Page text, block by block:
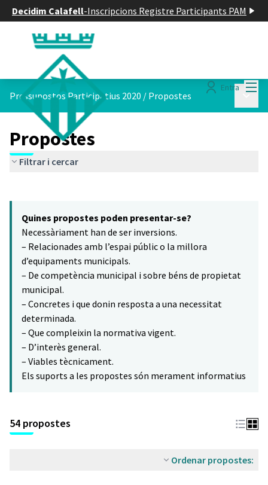
Decidim Calafell-Inscripcions Registre Participants PAM
Entra
Pressupostos Participatius 2020 / Propostes
Propostes
Filtrar i cercar
−
Quines propostes poden presentar-se?
Necessàriament han de ser inversions.
– Relacionades amb l’espai públic o la millora
d’equipaments municipals.
– De competència municipal i sobre béns de propietat
municipal.
– Concretes i que donin resposta a una necessitat
determinada.
– Que compleixin la normativa vigent.
– D’interès general.
– Viables tècnicament.
Els suports a les propostes són merament informatius
54 propostes
Ordenar propostes: